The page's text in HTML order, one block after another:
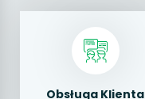
Obsługa Klienta